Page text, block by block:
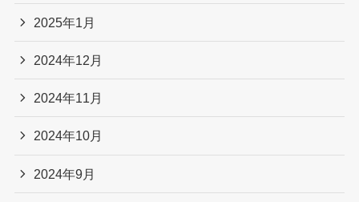
2025年1月
2024年12月
2024年11月
2024年10月
2024年9月